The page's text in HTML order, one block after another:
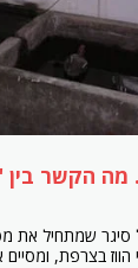
מה הקשר
סיגר שמתחיל את
בצרפת, ומסיים